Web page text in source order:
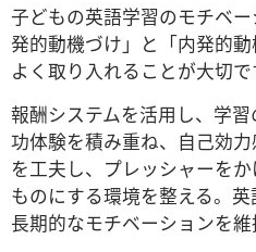
子どもの英語学習のモチベ
発的動機づけ」と「内発的
よく取り入れることが大切で
報酬システムを活用し、学
功体験を積み重ね、自己効
を工夫し、プレッシャーを
ものにする環境を整える。英
長期的なモチベーションを維